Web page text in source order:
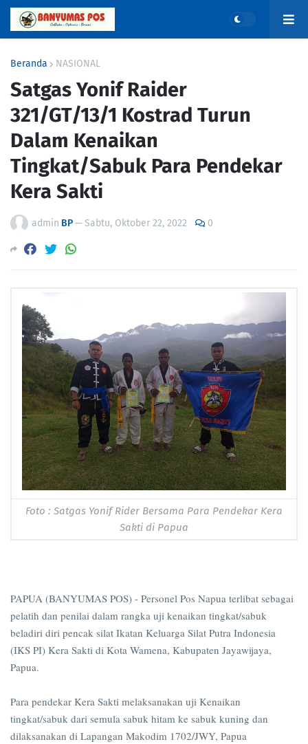
Beranda NASIONAL
Satgas Yonif Raider
321/GT/13/1 Kostrad Turun
Dalam Kenaikan
Tingkat/Sabuk Para Pendekar
Kera Sakti
admin BP—Sabtu, Oktober 22, 2022 0
Foto : Satgas Yonif Rider Bersama Para Pendekar Kera
Sakti di Papua
PAPUA (BANYUMAS POS) - Personel Pos Napua terlibat sebagai
pelatih dan penilai dalam rangka uji kenaikan tingkat/sabuk
beladiri diri pencak silat Ikatan Keluarga Silat Putra Indonesia
(IKS PI) Kera Sakti di Kota Wamena, Kabupaten Jayawijaya,
Papua.
Para pendekar Kera Sakti melaksanakan uji Kenaikan
tingkat/sabuk dari semula sabuk hitam ke sabuk kuning dan
dilaksanakan di Lapangan Makodim 1702/JWY, Papua